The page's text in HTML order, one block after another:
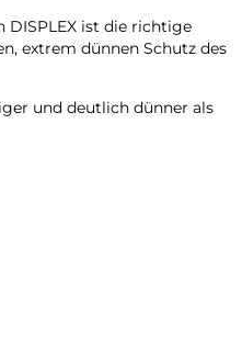
DISPLEX ist die richtige
extrem dünnen Schutz des
und deutlich dünner als
bemerkbar.
aus einer extrem dünnen,
Schutzfolie und
einer Oberflächenhärte von
bietet die
Schutz gegen Kratzer und